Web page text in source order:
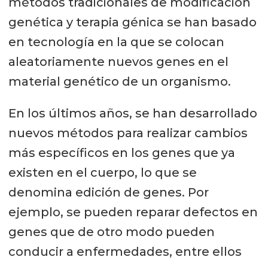
genética y terapia génica se han basado
en tecnología en la que se colocan
aleatoriamente nuevos genes en el
material genético de un organismo.
En los últimos años, se han desarrollado
nuevos métodos para realizar cambios
más específicos en los genes que ya
existen en el cuerpo, lo que se
denomina edición de genes. Por
ejemplo, se pueden reparar defectos en
genes que de otro modo pueden
conducir a enfermedades, entre ellos